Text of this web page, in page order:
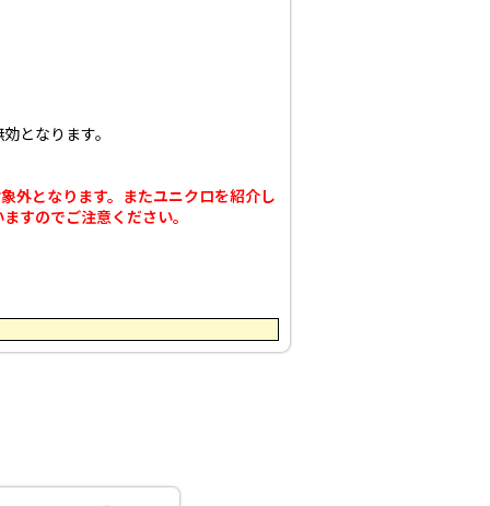
となります。
外となります。
またユニクロを紹介し
すのでご注意ください。